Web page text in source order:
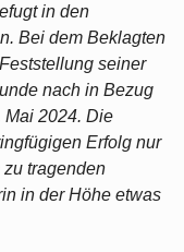
in den
Bei dem Beklagten
seiner
nach in Bezug
Mai 2024. Die
Erfolg nur
tragenden
in der Höhe etwas